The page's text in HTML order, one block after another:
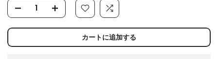
カートに追加する